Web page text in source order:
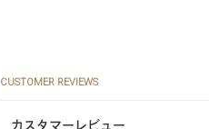
CUSTOMER REVIEWS
カスタマーレビュー